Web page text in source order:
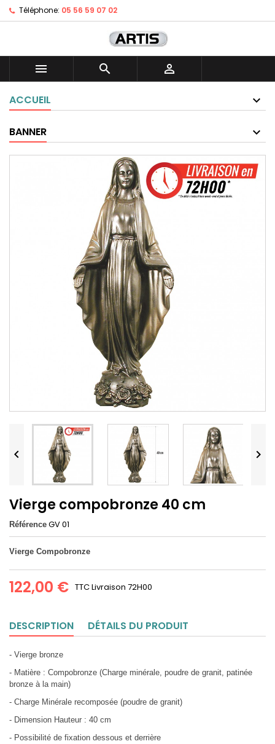
Téléphone: 05 56 59 07 02
  
ACCUEIL
BANNER
 
Vierge compobronze 40 cm
Référence GV 01
Vierge Compobronze
122,00 € TTCLivraison 72H00
DESCRIPTION DÉTAILS DU PRODUIT
- Vierge bronze
- Matière : Compobronze (Charge minérale, poudre de granit, patinée
bronze à la main)
- Charge Minérale recomposée (poudre de granit)
- Dimension Hauteur : 40 cm
- Possibilité de fixation dessous et derrière